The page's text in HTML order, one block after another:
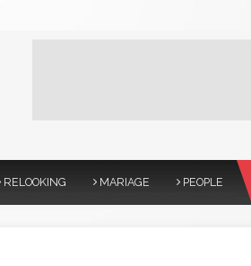
RELOOKING MARIAGE PEOPLE